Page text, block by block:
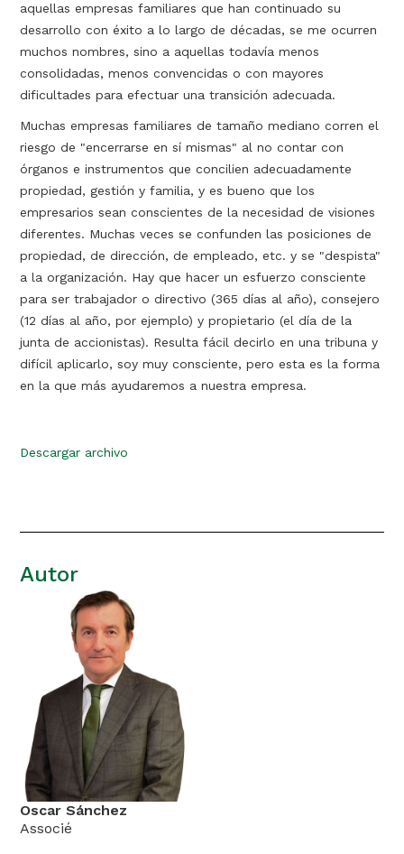
aquellas empresas familiares que han continuado su
desarrollo con éxito a lo largo de décadas, se me ocurren
muchos nombres, sino a aquellas todavía menos
consolidadas, menos convencidas o con mayores
dificultades para efectuar una transición adecuada.
Muchas empresas familiares de tamaño mediano corren el
riesgo de "encerrarse en sí mismas" al no contar con
órganos e instrumentos que concilien adecuadamente
propiedad, gestión y familia, y es bueno que los
empresarios sean conscientes de la necesidad de visiones
diferentes. Muchas veces se confunden las posiciones de
propiedad, de dirección, de empleado, etc. y se "despista"
a la organización. Hay que hacer un esfuerzo consciente
para ser trabajador o directivo (365 días al año), consejero
(12 días al año, por ejemplo) y propietario (el día de la
junta de accionistas). Resulta fácil decirlo en una tribuna y
difícil aplicarlo, soy muy consciente, pero esta es la forma
en la que más ayudaremos a nuestra empresa.
Descargar archivo
Autor
Oscar Sánchez
Associé